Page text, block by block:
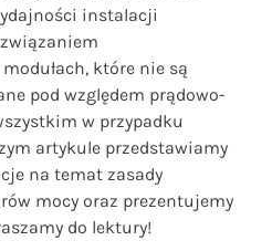
instalacji
które nie są
pod względem prądowo-
w przypadku
artykule przedstawiamy
na temat zasady
mocy oraz prezentujemy
do lektury!